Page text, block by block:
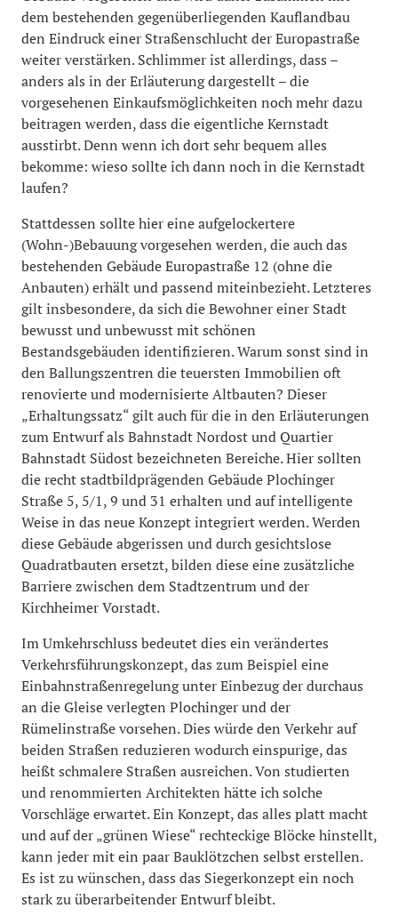
dem bestehenden gegenüberliegenden Kauflandbau
den Eindruck einer Straßenschlucht der Europastraße
weiter verstärken. Schlimmer ist allerdings, dass –
anders als in der Erläuterung dargestellt – die
vorgesehenen Einkaufsmöglichkeiten noch mehr dazu
beitragen werden, dass die eigentliche Kernstadt
ausstirbt. Denn wenn ich dort sehr bequem alles
bekomme: wieso sollte ich dann noch in die Kernstadt
laufen?
Stattdessen sollte hier eine aufgelockertere
(Wohn-)Bebauung vorgesehen werden, die auch das
bestehenden Gebäude Europastraße 12 (ohne die
Anbauten) erhält und passend miteinbezieht. Letzteres
gilt insbesondere, da sich die Bewohner einer Stadt
bewusst und unbewusst mit schönen
Bestandsgebäuden identifizieren. Warum sonst sind in
den Ballungszentren die teuersten Immobilien oft
renovierte und modernisierte Altbauten? Dieser
„Erhaltungssatz“ gilt auch für die in den Erläuterungen
zum Entwurf als Bahnstadt Nordost und Quartier
Bahnstadt Südost bezeichneten Bereiche. Hier sollten
die recht stadtbildprägenden Gebäude Plochinger
Straße 5, 5/1, 9 und 31 erhalten und auf intelligente
Weise in das neue Konzept integriert werden. Werden
diese Gebäude abgerissen und durch gesichtslose
Quadratbauten ersetzt, bilden diese eine zusätzliche
Barriere zwischen dem Stadtzentrum und der
Kirchheimer Vorstadt.
Im Umkehrschluss bedeutet dies ein verändertes
Verkehrsführungskonzept, das zum Beispiel eine
Einbahnstraßenregelung unter Einbezug der durchaus
an die Gleise verlegten Plochinger und der
Rümelinstraße vorsehen. Dies würde den Verkehr auf
beiden Straßen reduzieren wodurch einspurige, das
heißt schmalere Straßen ausreichen. Von studierten
und renommierten Architekten hätte ich solche
Vorschläge erwartet. Ein Konzept, das alles platt macht
und auf der „grünen Wiese“ rechteckige Blöcke hinstellt,
kann jeder mit ein paar Bauklötzchen selbst erstellen.
Es ist zu wünschen, dass das Siegerkonzept ein noch
stark zu überarbeitender Entwurf bleibt.